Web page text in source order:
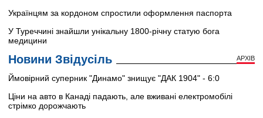
Українцям за кордоном спростили оформлення паспорта
У Туреччині знайшли унікальну 1800-річну статую бога
медицини
Новини Звідусіль АРХІВ
Ймовірний суперник "Динамо" знищує "ДАК 1904" - 6:0
Ціни на авто в Канаді падають, але вживані електромобілі
стрімко дорожчають